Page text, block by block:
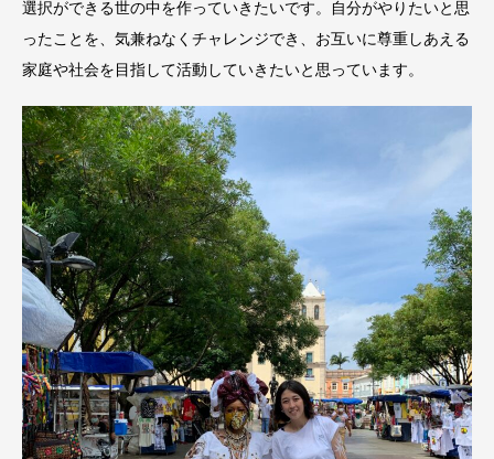
選択ができる世の中を作っていきたいです。自分がやりたいと思
ったことを、気兼ねなくチャレンジでき、お互いに尊重しあえる
家庭や社会を目指して活動していきたいと思っています。